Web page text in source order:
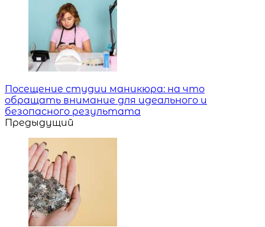
Посещение студии маникюра: на что
обращать внимание для идеального и
безопасного результата
Предыдущий